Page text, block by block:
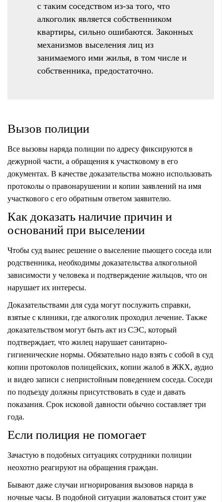
с таким соседством из-за того, что
алкоголик является собственником
квартиры, сильно ошибаются. Законных
механизмов выселения лиц из
занимаемого ими жилья, в том числе и
собственника, предостаточно.
Вызов полиции
Все вызовы наряда полиции по адресу фиксируются в
дежурной части, а обращения к участковому в его
документах. В качестве доказательства можно использовать
протоколы о правонарушении и копии заявлений на имя
участкового с его обратным ответом заявителю.
Как доказать наличие причин и
оснований при выселении
Чтобы суд вынес решение о выселение пьющего соседа или
родственника, необходимы доказательства алкогольной
зависимости у человека и подтверждение жильцов, что он
нарушает их интересы.
Доказательствами для суда могут послужить справки,
взятые с клиники, где алкоголик проходил лечение. Также
доказательством могут быть акт из СЭС, который
подтверждает, что жилец нарушает санитарно-
гигиенические нормы. Обязательно надо взять с собой в суд
копии протоколов полицейских, копии жалоб в ЖКХ, аудио
и видео записи с непристойным поведением соседа. Соседи
по подъезду должны присутствовать в суде и давать
показания. Срок исковой давности обычно составляет три
года.
Если полиция не помогает
Зачастую в подобных ситуациях сотрудники полиции
неохотно реагируют на обращения граждан.
Бывают даже случаи игнорирования вызовов наряда в
ночные часы. В подобной ситуации жаловаться стоит уже